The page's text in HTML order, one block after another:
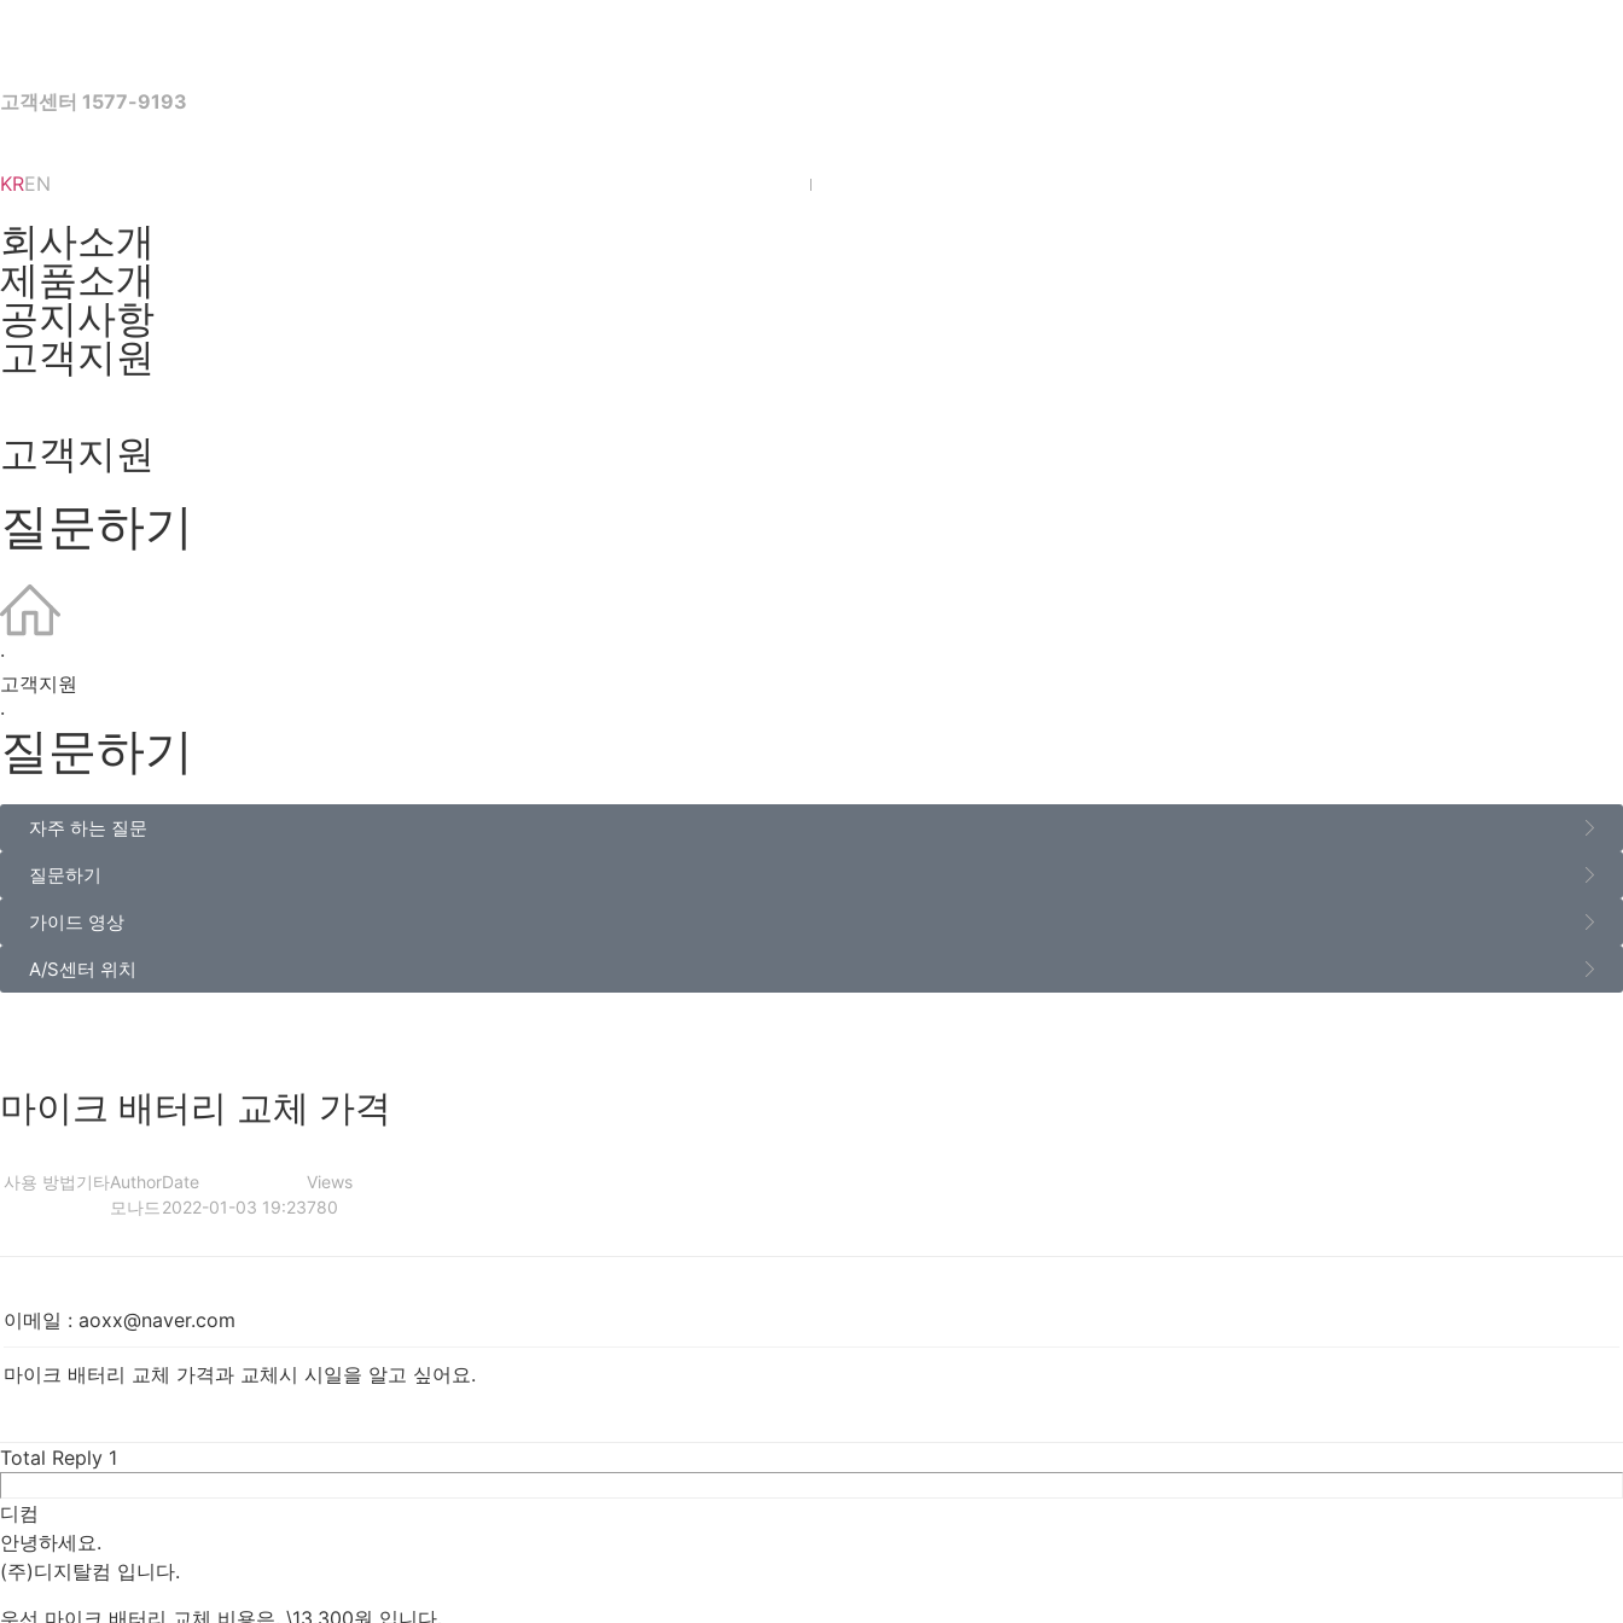
고객센터 1577-9193
KREN
회사소개
제품소개
공지사항
고객지원
고객지원
질문하기
·
고객지원
·
질문하기
자주 하는 질문
질문하기
가이드 영상
A/S센터 위치
마이크 배터리 교체 가격
사용 방법기타Author
모나드
Date
2022-01-03 19:23
Views
780
이메일 : aoxx@naver.com
마이크 배터리 교체 가격과 교체시 시일을 알고 싶어요.
Total Reply 1
디컴
안녕하세요.
(주)디지탈컴 입니다.
우선 마이크 배터리 교체 비용은, \13,300원 입니다.